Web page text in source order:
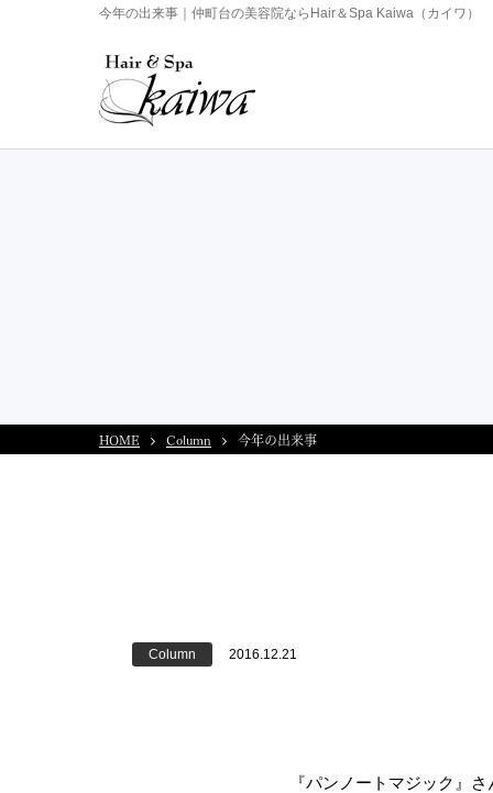
今年の出来事｜仲町台の美容院ならHair＆Spa Kaiwa（カイワ）
HOME Column 今年の出来事
Column 2016.12.21
『パンノートマジック』